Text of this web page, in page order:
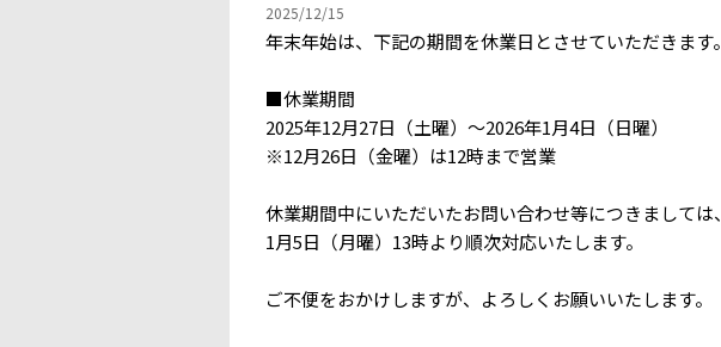
2025/12/15
年末年始は、​下記の​期間を​休業日とさせていただきます。​
■休業期間
2025年12月27日​（土曜）​～2026年1月4日​（日曜）​
※12月26日​（金曜）は​12時まで​営業
休業期間中に​いただいた​お問い​合わせ等に​つきましては、​
1月5日​（月曜）​13時より​順次対応いたします。​
ご不便を​おかけしますが、​よろしく​お願い​いたします。